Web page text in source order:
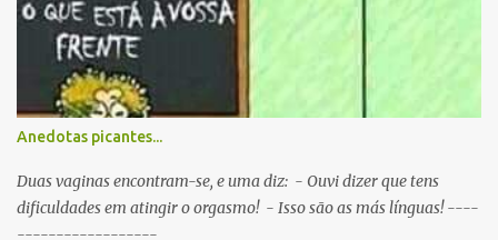
Anedotas picantes...
Duas vaginas encontram-se, e uma diz: - Ouvi dizer que tens
dificuldades em atingir o orgasmo! - Isso são as más línguas! ----
------------------